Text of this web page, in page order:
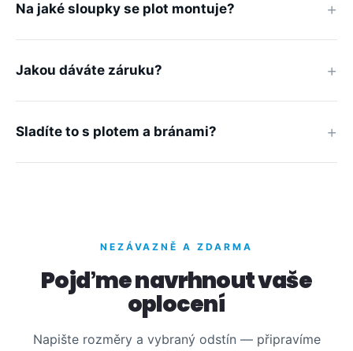
Na jaké sloupky se plot montuje?
Jakou dáváte záruku?
Sladíte to s plotem a bránami?
NEZÁVAZNĚ A ZDARMA
Pojďme navrhnout vaše
oplocení
Napište rozměry a vybraný odstín — připravíme